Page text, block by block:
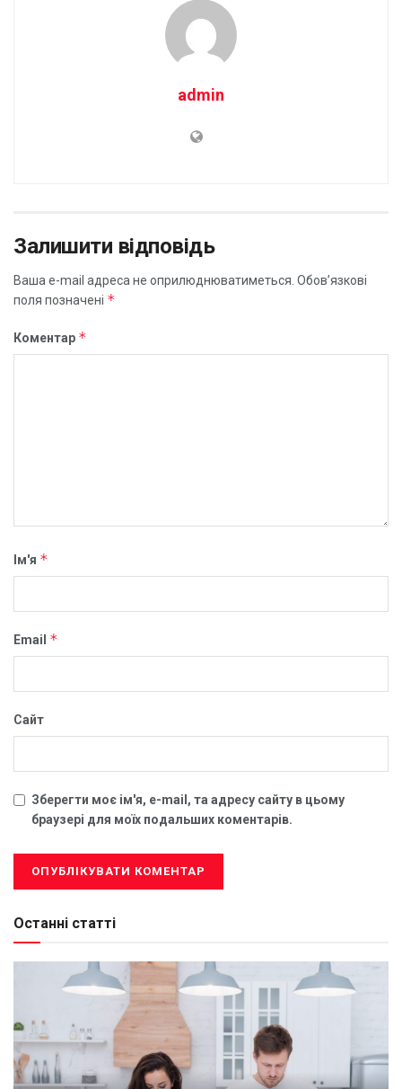
admin
Залишити відповідь
Ваша e-mail адреса не оприлюднюватиметься. Обов’язкові
поля позначені *
Коментар *
Ім'я *
Email *
Сайт
Зберегти моє ім'я, e-mail, та адресу сайту в цьому
браузері для моїх подальших коментарів.
Останні статті